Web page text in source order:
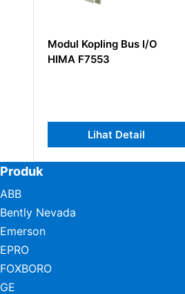
Modul Kopling Bus I/O
HIMA F7553
Lihat Detail
Produk
ABB
Bently Nevada
Emerson
EPRO
FOXBORO
GE